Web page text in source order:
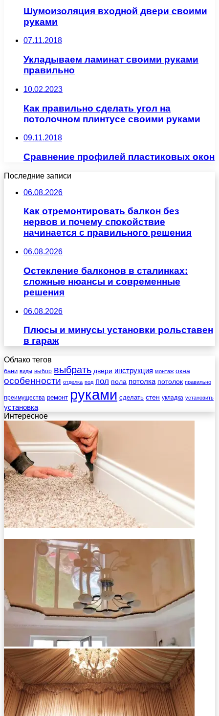
Шумоизоляция входной двери своими
руками
07.11.2018
Укладываем ламинат своими руками
правильно
10.02.2023
Как правильно сделать угол на
потолочном плинтусе своими руками
09.11.2018
Сравнение профилей пластиковых окон
Последние записи
06.08.2026
Как отремонтировать балкон без
нервов и почему спокойствие
начинается с правильного решения
06.08.2026
Остекление балконов в сталинках:
сложные нюансы и современные
решения
06.08.2026
Плюсы и минусы установки рольставен
в гараж
Облако тегов
бани виды выбор выбрать двери инструкция монтаж окна
особенности отделка под пол пола потолка потолок правильно
преимущества ремонт руками сделать стен укладка установить
установка
Интересное